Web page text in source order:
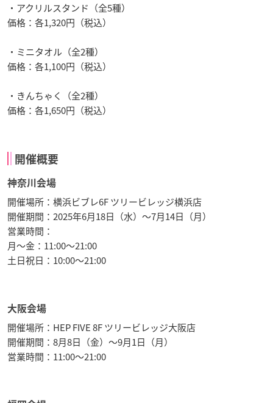
・アクリルスタンド（全5種）
価格：各1,320円（税込）
・ミニタオル（全2種）
価格：各1,100円（税込）
・きんちゃく（全2種）
価格：各1,650円（税込）
開催概要
神奈川会場
開催場所：横浜ビブレ6F ツリービレッジ横浜店
開催期間：2025年6月18日（水）～7月14日（月）
営業時間：
月～金：11:00～21:00
土日祝日：10:00～21:00
大阪会場
開催場所：HEP FIVE 8F ツリービレッジ大阪店
開催期間：8月8日（金）～9月1日（月）
営業時間：11:00～21:00